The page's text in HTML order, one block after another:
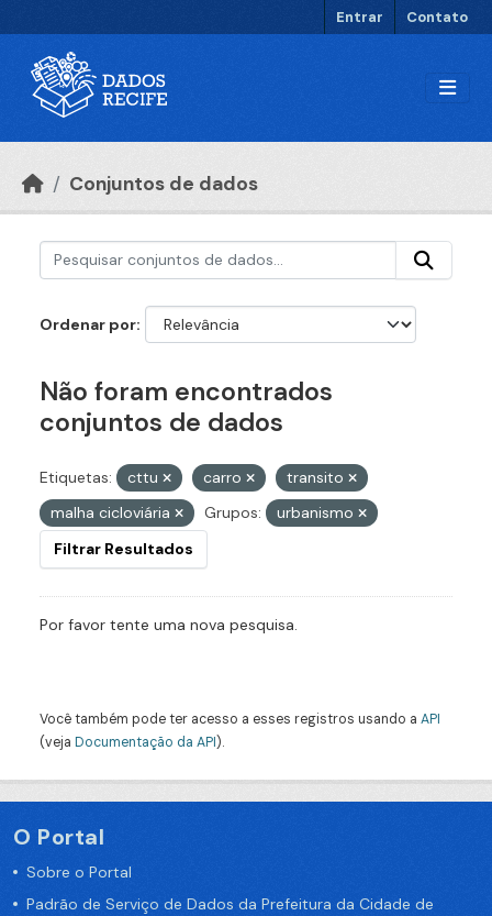
Entrar Contato
Conjuntos de dados
Ordenar por
Não foram encontrados
conjuntos de dados
Etiquetas: cttu carro
transito
malha cicloviária
Grupos:
urbanismo
Filtrar Resultados
Por favor tente uma nova pesquisa.
Você também pode ter acesso a esses registros usando a API
(veja Documentação da API).
O Portal
Sobre o Portal
Padrão de Serviço de Dados da Prefeitura da Cidade de